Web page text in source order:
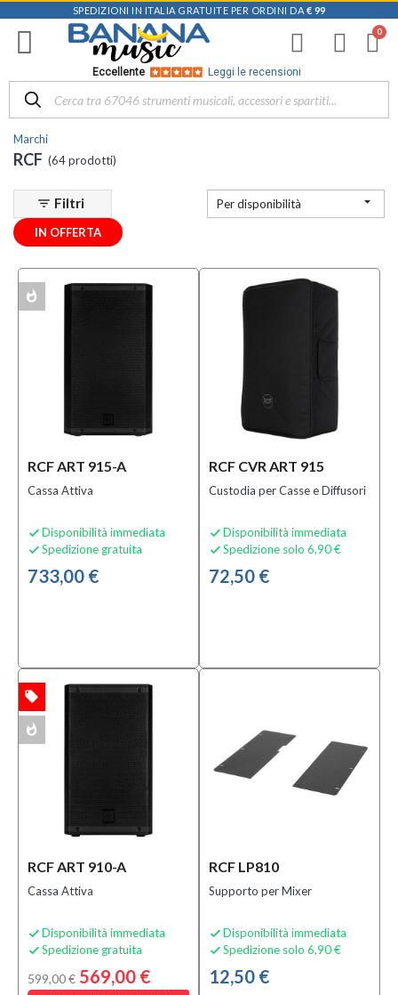
SPEDIZIONI IN ITALIA GRATUITE PER ORDINI DA € 99
Eccellente Leggi le recensioni
Marchi
RCF (64 prodotti)
Filtra
i
risultati
Disponibile
in
Negozio
| Altavilla
Vicentina
(8)
| Bassano
del Grappa
(2)
(11)
Carrelli
Casse
Audio
(34)
Sottocategoria
Adattatori
per Rack
(2)
Controller
Volume
Monitor
da Studio
MOSTRA
TUTTI
IN OFFERTA
filter_list Filtri Per disponibilità 
RCF ART 915-A
Cassa Attiva
 Disponibilità immediata
 Spedizione gratuita
733,00 €
whatshot
RCF CVR ART 915
Custodia per Casse e Diffusori
 Disponibilità immediata
 Spedizione solo 6,90 €
72,50 €
RCF ART 910-A
Cassa Attiva
 Disponibilità immediata
 Spedizione gratuita
599,00 € 569,00 €
local_offer
whatshot
RCF LP810
Supporto per Mixer
 Disponibilità immediata
 Spedizione solo 6,90 €
12,50 €